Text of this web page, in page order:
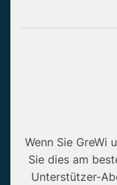
Wenn Sie GreWi
Sie dies am
Unterstützer-